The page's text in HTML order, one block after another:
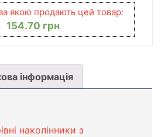
якою продають цей товар:
154.70 грн
інформація
наколінники з